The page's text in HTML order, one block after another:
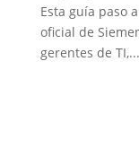
Esta guía paso
oficial de
gerentes de TI,...